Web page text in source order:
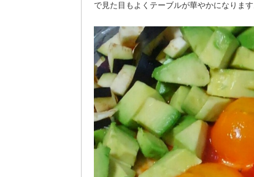
で見た目もよくテーブルが華やかになります